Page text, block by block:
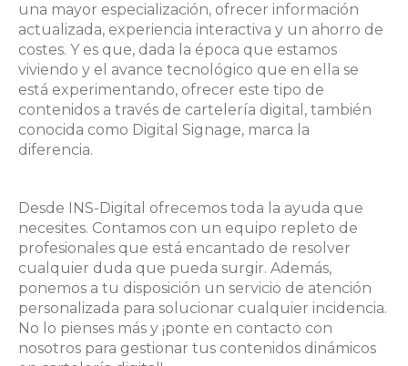
una mayor especialización, ofrecer información
actualizada, experiencia interactiva y un ahorro de
costes. Y es que, dada la época que estamos
viviendo y el avance tecnológico que en ella se
está experimentando, ofrecer este tipo de
contenidos a través de cartelería digital, también
conocida como Digital Signage, marca la
diferencia.
Desde INS-Digital ofrecemos toda la ayuda que
necesites. Contamos con un equipo repleto de
profesionales que está encantado de resolver
cualquier duda que pueda surgir. Además,
ponemos a tu disposición un servicio de atención
personalizada para solucionar cualquier incidencia.
No lo pienses más y ¡ponte en contacto con
nosotros para gestionar tus contenidos dinámicos